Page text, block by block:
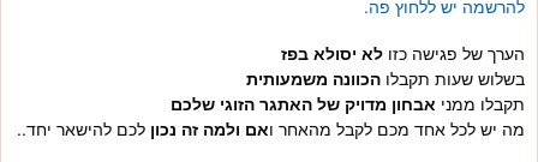
להרשמה יש ללחוץ פה.
הערך של פגישה כזו לא יסולא בפז
בשלוש שעות תקבלו הכוונה משמעותית
תקבלו ממני אבחון מדויק של האתגר הזוגי שלכם
מה יש לכל אחד מכם לקבל מהאחר ואם ולמה זה נכון לכם להישאר יחד..